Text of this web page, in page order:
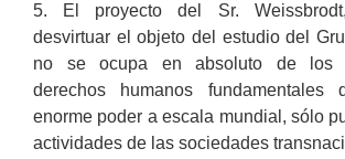
5. El proyecto del Sr.
desvirtuar el objeto del estudio del
no se ocupa en absoluto de los
derechos humanos fundamentales
enorme poder a escala mundial, sólo
actividades de las sociedades